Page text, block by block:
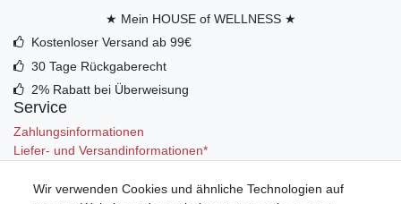
★ Mein HOUSE of WELLNESS ★
Kostenloser Versand ab 99€
30 Tage Rückgaberecht
2% Rabatt bei Überweisung
Service
Zahlungsinformationen
Liefer- und Versandinformationen*
Mein Konto
Wir verwenden Cookies und ähnliche Technologien auf